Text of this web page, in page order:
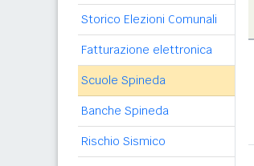
Storico Elezioni Comunali
Fatturazione elettronica
Scuole Spineda
Banche Spineda
Rischio Sismico